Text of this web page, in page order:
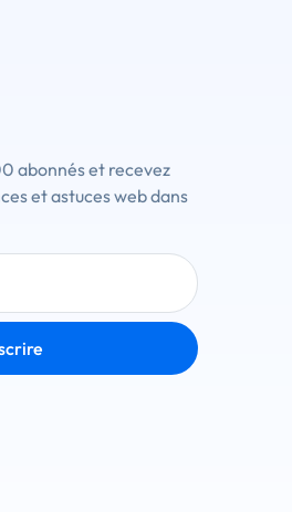
abonnés et recevez
et astuces web dans